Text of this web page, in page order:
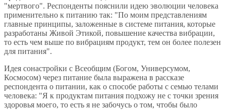
"мертвого". Респонденты пояснили идею эволюции человека
применительно к питанию так: "По моим представлениям
главные принципы, заложенные в системе питания, которые
разработаны Живой Этикой, повышение качества вибрации,
то есть чем выше по вибрациям продукт, тем он более полезен
для питания".
Идея сонастройки с Всеобщим (Богом, Универсумом,
Космосом) через питание была выражена в рассказе
респондента о питании, как о способе работы с семью телами
человека: "Я к продуктам питания подхожу не с точки зрения
здоровья моего, то есть я не забочусь о том, чтобы было